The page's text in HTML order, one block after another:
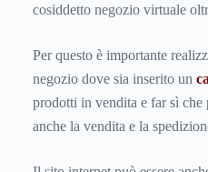
cosiddetto negozio virtuale
Per questo è importante
negozio dove sia inserito un
prodotti in vendita e far sì che
anche la vendita e la